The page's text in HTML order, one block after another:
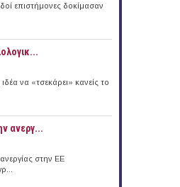
επιστήμονες δοκίμασαν
να «τσεκάρει» κανείς το
ανεργ...
στην ΕΕ